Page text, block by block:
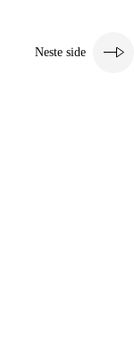
Neste side